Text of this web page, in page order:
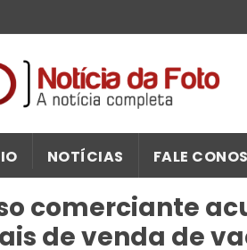
NOTÍCIAS FALE
comerciante
de venda de